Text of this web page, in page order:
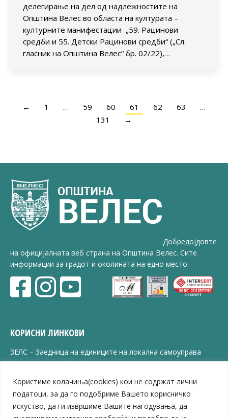
Користиме колачиња(cookies) кои не содржат лични
податоци, за да го подобриме Вашето корисничко
искуство, да ги извршиме Вашите нагодувања, да
делегирање на дел од надлежностите на
Општина Велес во областа на културата –
културните манифестации „59. Рацинови
средби и 55. Детски Рацинови средби“ („Сл.
гласник на Општина Велес“ бр. 02/22),…
← 1 … 59 60 61 62 63
…
131
→
Добредојдовте
на официјалната веб страна на Општина Велес. Сите
информации за градот и околината на едно место.
КОРИСНИ ЛИНКОВИ
ЗЕЛС – Заедница на единиците на локална самоуправа
Центар за развој на Вардарски плански регион
ЈПССО „Парк – спорт и паркинзи“
ЛБ „Гоце Делчев“
ЛУ „Народен Музеј“